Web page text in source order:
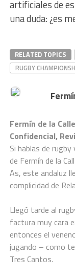
artificiales de
una duda: ¿es
RELATED TOPICS
RUGBY
Fermín de la
Confidencial,
Si hablas de
de Fermín de la
As, este andaluz
complicidad de
Llegó tarde al
factura muy cara
entonces el
jugando – como
Tres Cantos.